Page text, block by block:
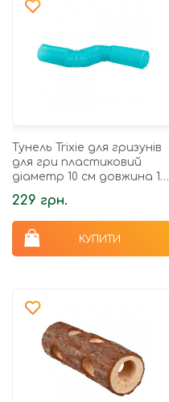
Тунель Trixie для гризунів
для гри пластиковий
діаметр 10 см довжина 19-
75 см бірюзовий
229 грн.
КУПИТИ